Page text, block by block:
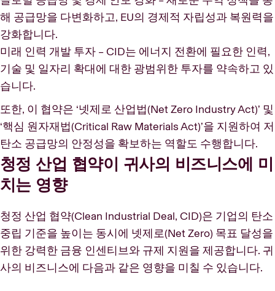
해 공급망을 다변화하고, EU의 경제적 자립성과 복원력을
강화합니다.
미래 인력 개발 투자 – CID는 에너지 전환에 필요한 인력,
기술 및 일자리 확대에 대한 광범위한 투자를 약속하고 있
습니다.
또한, 이 협약은 ‘넷제로 산업법(Net Zero Industry Act)’ 및
‘핵심 원자재법(Critical Raw Materials Act)’을 지원하여 저
탄소 공급망의 안정성을 확보하는 역할도 수행합니다.
청정 산업 협약이 귀사의 비즈니스에 미
치는 영향
청정 산업 협약(Clean Industrial Deal, CID)은 기업의 탄소
중립 기준을 높이는 동시에 넷제로(Net Zero) 목표 달성을
위한 강력한 금융 인센티브와 규제 지원을 제공합니다. 귀
사의 비즈니스에 다음과 같은 영향을 미칠 수 있습니다.